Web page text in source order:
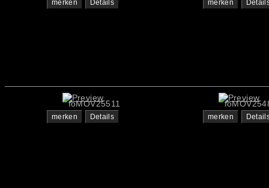
merken Details merken
foMOV25511
merken Details merken